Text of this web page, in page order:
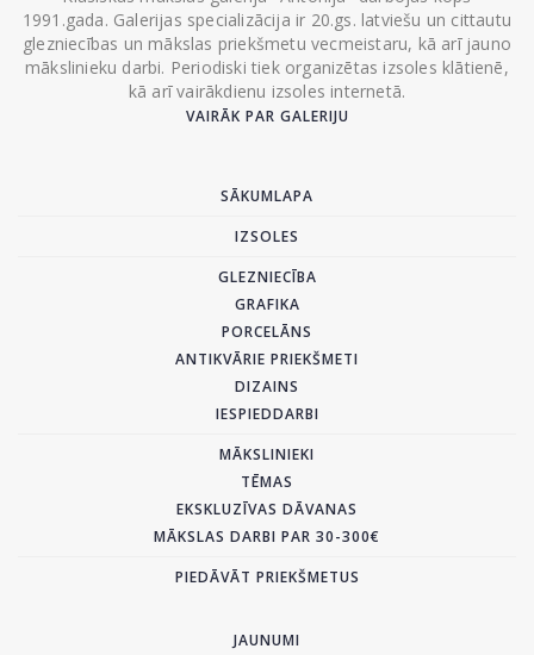
1991.gada. Galerijas specializācija ir 20.gs. latviešu un cittautu
glezniecības un mākslas priekšmetu vecmeistaru, kā arī jauno
mākslinieku darbi. Periodiski tiek organizētas izsoles klātienē,
kā arī vairākdienu izsoles internetā.
VAIRĀK PAR GALERIJU
SĀKUMLAPA
IZSOLES
GLEZNIECĪBA
GRAFIKA
PORCELĀNS
ANTIKVĀRIE PRIEKŠMETI
DIZAINS
IESPIEDDARBI
MĀKSLINIEKI
TĒMAS
EKSKLUZĪVAS DĀVANAS
MĀKSLAS DARBI PAR 30-300€
PIEDĀVĀT PRIEKŠMETUS
JAUNUMI